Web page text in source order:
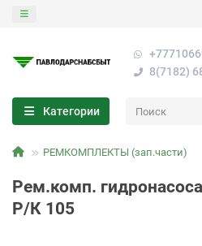
8(7182)
Категории
РЕМКОМПЛЕКТЫ (зап.части)
Рем.комп.
Р/К 105